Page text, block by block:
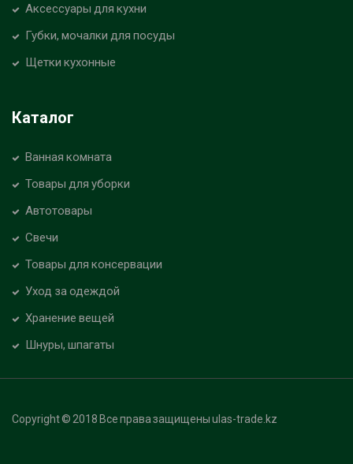
Аксессуары для кухни
Губки, мочалки для посуды
Щетки кухонные
Каталог
Ванная комната
Товары для уборки
Автотовары
Свечи
Товары для консервации
Уход за одеждой
Хранение вещей
Шнуры, шпагаты
Copyright © 2018 Все права защищены ulas-trade.kz